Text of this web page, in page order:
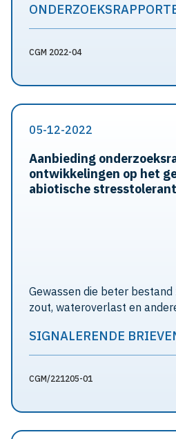
CGM 2022-04
05-12-2022
Aanbieding
ontwikkelingen op het
abiotische
Gewassen die beter
zout, wateroverlast en
SIGNALERENDE
CGM/221205-01